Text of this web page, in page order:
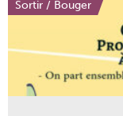
Sortir / Bouger